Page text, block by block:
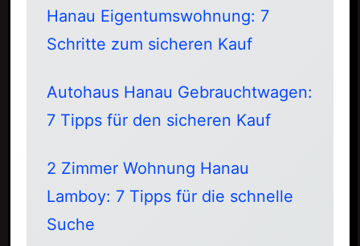
Hanau Eigentumswohnung: 7
Schritte zum sicheren Kauf
Autohaus Hanau Gebrauchtwagen:
7 Tipps für den sicheren Kauf
2 Zimmer Wohnung Hanau
Lamboy: 7 Tipps für die schnelle
Suche